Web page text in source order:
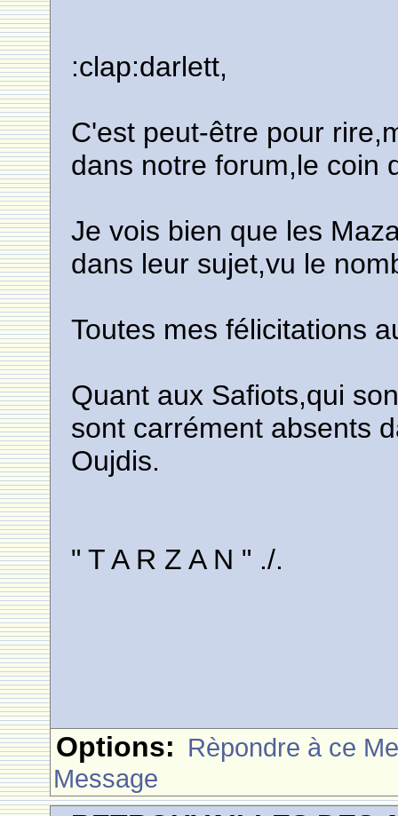
:clap:darlett,
C'est peut-être pour
dans notre forum,le coin
Je vois bien que les
dans leur sujet,vu le
Toutes mes félicitations
Quant aux Safiots,qui
sont carrément absents
Oujdis.
" T A R Z A N " ./.
Options: Rèpondre à ce
Message